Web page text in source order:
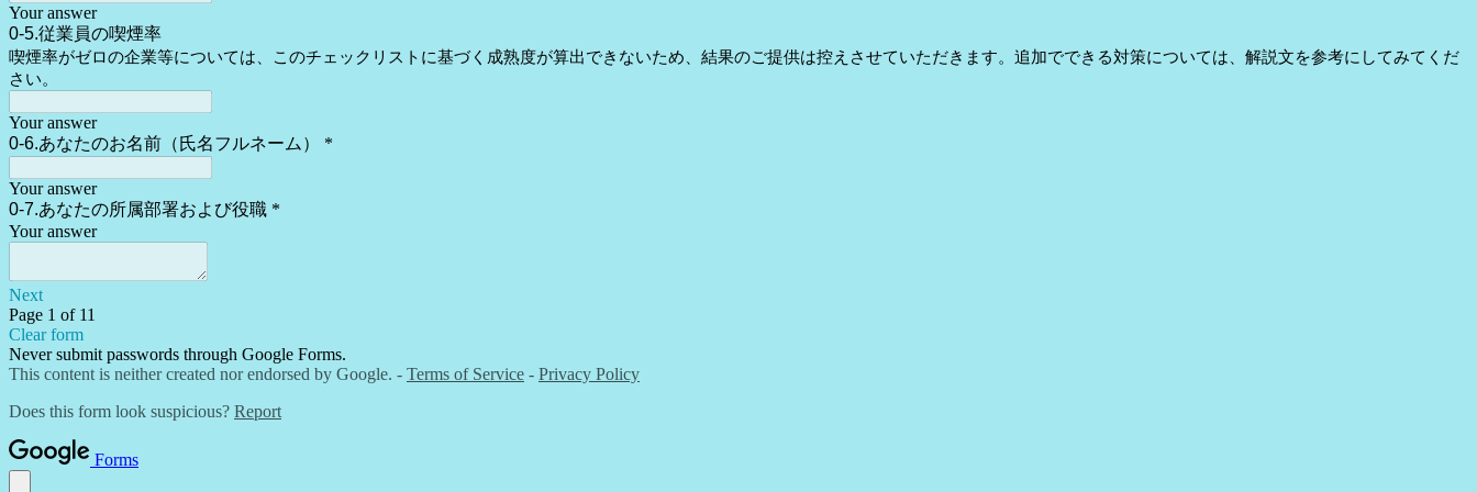
Your answer
0-5.従業員の喫煙率
喫煙率がゼロの企業等については、このチェックリストに基づく成熟度が算出できないため、結果のご提供は控えさせていただきます。追加でできる対策については、解説文を参考にしてみてくだ
さい。
Your answer
0-6.あなたのお名前（氏名フルネーム）
*
Your answer
0-7.あなたの所属部署および役職 *
Your answer
Next
Page 1 of 11
Clear form
Never submit passwords through Google Forms.
This content is neither created nor endorsed by Google. - Terms of Service - Privacy Policy
Does this form look suspicious? Report
Forms